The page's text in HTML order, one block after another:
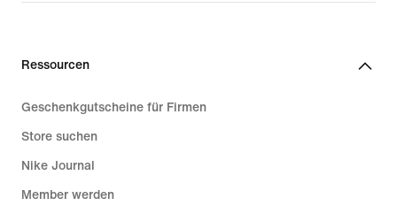
Ressourcen
Geschenkgutscheine für Firmen
Store suchen
Nike Journal
Member werden